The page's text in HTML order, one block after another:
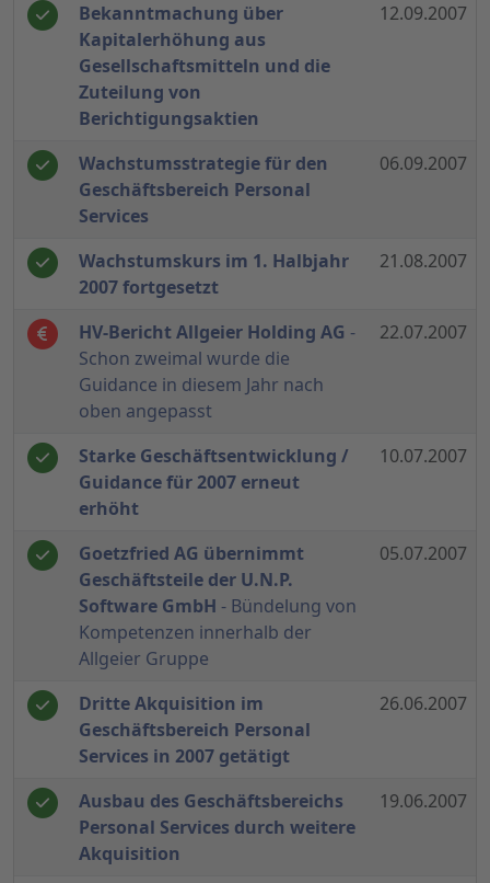
Bekanntmachung über
Kapitalerhöhung aus
Gesellschaftsmitteln und die
Zuteilung von
Berichtigungsaktien
12.09.2007
Wachstumsstrategie für den
Geschäftsbereich Personal
Services
06.09.2007
Wachstumskurs im 1. Halbjahr
2007 fortgesetzt
21.08.2007
HV-Bericht Allgeier Holding AG -
Schon zweimal wurde die
Guidance in diesem Jahr nach
oben angepasst
22.07.2007
Starke Geschäftsentwicklung /
Guidance für 2007 erneut
erhöht
10.07.2007
Goetzfried AG übernimmt
Geschäftsteile der U.N.P.
Software GmbH - Bündelung von
Kompetenzen innerhalb der
Allgeier Gruppe
05.07.2007
Dritte Akquisition im
Geschäftsbereich Personal
Services in 2007 getätigt
26.06.2007
Ausbau des Geschäftsbereichs
Personal Services durch weitere
Akquisition
19.06.2007